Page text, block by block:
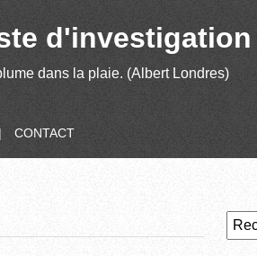
d'investigation
dans la plaie. (Albert Londres)
| CONTACT